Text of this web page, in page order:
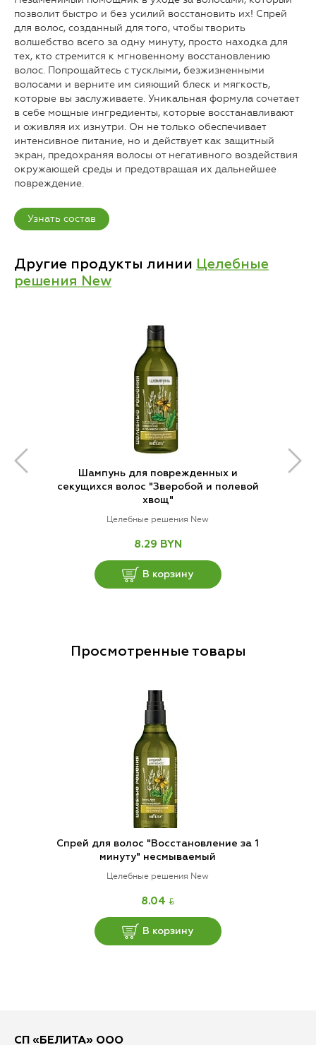
позволит быстро и без усилий восстановить их! Спрей
для волос, созданный для того, чтобы творить
волшебство всего за одну минуту, просто находка для
тех, кто стремится к мгновенному восстановлению
волос. Попрощайтесь с тусклыми, безжизненными
волосами и верните им сияющий блеск и мягкость,
которые вы заслуживаете. Уникальная формула сочетает
в себе мощные ингредиенты, которые восстанавливают
и оживляя их изнутри. Он не только обеспечивает
интенсивное питание, но и действует как защитный
экран, предохраняя волосы от негативного воздействия
окружающей среды и предотвращая их дальнейшее
повреждение.
Узнать состав
Другие продукты линии Целебные
решения New
Шампунь для поврежденных и
секущихся волос "Зверобой и полевой
хвощ"
Целебные решения New
8.29 BYN
В корзину
Просмотренные товары
Спрей для волос "Восстановление за 1
минуту" несмываемый
Целебные решения New
8.04 BYN
В корзину
СП «БЕЛИТА» ООО